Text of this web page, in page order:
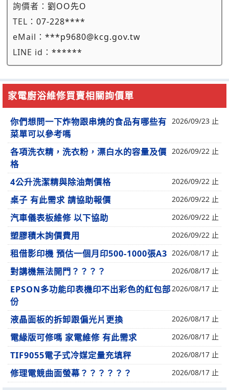
詢價者： 劉OO先O
TEL： 07-228****
eMail： ***p9680@kcg.gov.tw
LINE id： ******
家電廚浴維修買賣相關詢價單
你們想問一下炸物跟串燒的食品有哪些有
菜單可以參考嗎
2026/09/23 止
各項洗衣精，洗衣粉，漂白水的容量及價
格
2026/09/22 止
4公升洗潔精與除油劑價格 2026/09/22 止
桌子 有此需求 請協助報價 2026/09/22 止
汽車儀表板維修 以下協助 2026/09/22 止
塑膠積木詢價費用 2026/09/22 止
租借影印機 預估一個月印500-1000張A3 2026/08/17 止
對講機無法開門？？？？ 2026/08/17 止
EPSON多功能印表機印不出彩色的紅包部
份
2026/08/17 止
液晶面板的拆卸跟偏光片更換 2026/08/17 止
電緣版可修嗎 家電維修 有此需求 2026/08/17 止
TIF9055電子式冷媒定量充填秤 2026/08/17 止
修理電競曲面螢幕？？？？？？ 2026/08/17 止